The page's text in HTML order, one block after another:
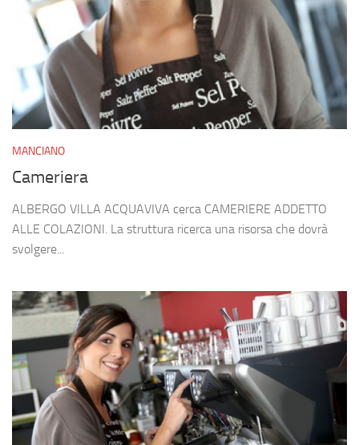
MANCIANO
Cameriera
ALBERGO VILLA ACQUAVIVA cerca CAMERIERE ADDETTO
ALLE COLAZIONI. La struttura ricerca una risorsa che dovrà
svolgere...